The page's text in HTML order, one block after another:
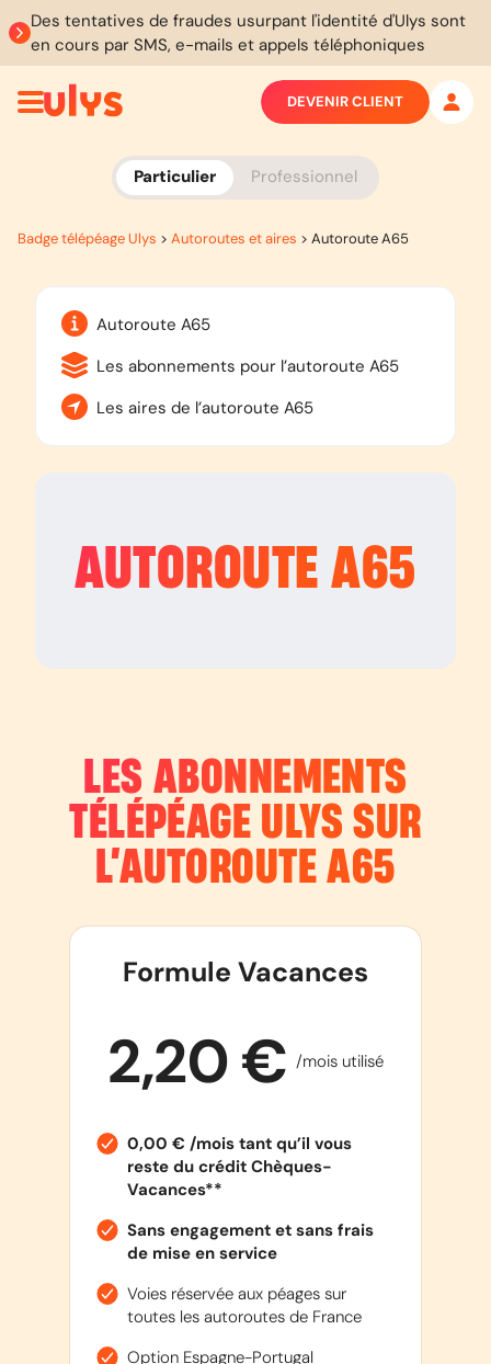
Des tentatives de fraudes usurpant l'identité d'Ulys sont
en cours par SMS, e-mails et appels téléphoniques
Particulier Professionnel
DEVENIR CLIENT
Badge télépéage Ulys > Autoroutes et aires > Autoroute A65
Autoroute A65
Les abonnements pour l’autoroute A65
Les aires de l’autoroute A65
AUTOROUTEA65
LES ABONNEMENTS
TÉLÉPÉAGE ULYS SUR
L’AUTOROUTEA65
Formule Vacances
2,20 € /mois utilisé
0,00 € /mois tant qu’il vous
reste du crédit Chèques-
Vacances**
Sans engagement et sans frais
de mise en service
Voies réservée aux péages sur
toutes les autoroutes de France
Option Espagne-Portugal